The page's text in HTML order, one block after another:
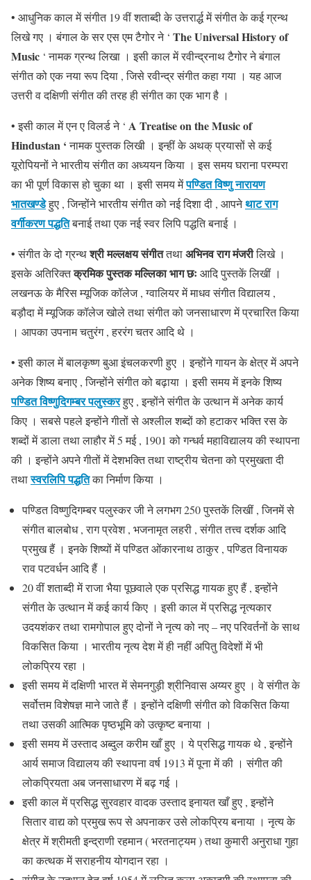
• आधुनिक काल में संगीत 19 वीं शताब्दी के उत्तरार्द्ध में संगीत के कई ग्रन्थ
लिखे गए । बंगाल के सर एस एम टैगोर ने ‘ The Universal History of
Music ‘ नामक ग्रन्थ लिखा । इसी काल में रवीन्द्रनाथ टैगोर ने बंगाल
संगीत को एक नया रूप दिया , जिसे रवीन्द्र संगीत कहा गया । यह आज
उत्तरी व दक्षिणी संगीत की तरह ही संगीत का एक भाग है ।
• इसी काल में एन ए विलर्ड ने ‘ A Treatise on the Music of
Hindustan ‘नामक पुस्तक लिखी । इन्हीं के अथक् प्रयासों से कई
यूरोपियनों ने भारतीय संगीत का अध्ययन किया । इस समय घराना परम्परा
का भी पूर्ण विकास हो चुका था । इसी समय मेंपण्डित विष्णु नारायण
भातखण्डेहुए , जिन्होंने भारतीय संगीत को नई दिशा दी , आपनेथाट राग
वर्गीकरण पद्धतिबनाई तथा एक नई स्वर लिपि पद्धति बनाई ।
• संगीत के दो ग्रन्थश्री मल्लक्षय संगीततथाअभिनव राग मंजरीलिखे ।
इसके अतिरिक्तक्रमिक पुस्तक मल्लिका भाग छःआदि पुस्तकें लिखीं ।
लखनऊ के मैरिस म्यूजिक कॉलेज , ग्वालियर में माधव संगीत विद्यालय ,
बड़ौदा में म्यूजिक कॉलेज खोले तथा संगीत को जनसाधारण में प्रचारित किया
। आपका उपनाम चतुरंग , हररंग चतर आदि थे ।
• इसी काल में बालकृष्ण बुआ इंचलकरणी हुए । इन्होंने गायन के क्षेत्र में अपने
अनेक शिष्य बनाए , जिन्होंने संगीत को बढ़ाया । इसी समय में इनके शिष्य
पण्डित विष्णुदिगम्बर पलुस्करहुए , इन्होंने संगीत के उत्थान में अनेक कार्य
किए । सबसे पहले इन्होंने गीतों से अश्लील शब्दों को हटाकर भक्ति रस के
शब्दों में डाला तथा लाहौर में 5 मई , 1901 को गन्धर्व महाविद्यालय की स्थापना
की । इन्होंने अपने गीतों में देशभक्ति तथा राष्ट्रीय चेतना को प्रमुखता दी
तथास्वरलिपिपद्धतिका निर्माण किया ।
पण्डित विष्णुदिगम्बर पलुस्कर जी ने लगभग 250 पुस्तकें लिखीं , जिनमें से
संगीत बालबोध , राग प्रवेश , भजनामृत लहरी , संगीत तत्त्व दर्शक आदि
प्रमुख हैं । इनके शिष्यों में पण्डित ओंकारनाथ ठाकुर , पण्डित विनायक
राव पटवर्धन आदि हैं ।
20 वीं शताब्दी में राजा भैया पूछवाले एक प्रसिद्ध गायक हुए हैं , इन्होंने
संगीत के उत्थान में कई कार्य किए । इसी काल में प्रसिद्ध नृत्यकार
उदयशंकर तथा रामगोपाल हुए दोनों ने नृत्य को नए – नए परिवर्तनों के साथ
विकसित किया । भारतीय नृत्य देश में ही नहीं अपितु विदेशों में भी
लोकप्रिय रहा ।
इसी समय में दक्षिणी भारत में सेमनगुड़ी श्रीनिवास अय्यर हुए । वे संगीत के
सर्वोत्तम विशेषज्ञ माने जाते हैं । इन्होंने दक्षिणी संगीत को विकसित किया
तथा उसकी आत्मिक पृष्ठभूमि को उत्कृष्ट बनाया ।
इसी समय में उस्ताद अब्दुल करीम खाँ हुए । ये प्रसिद्ध गायक थे , इन्होंने
आर्य समाज विद्यालय की स्थापना वर्ष 1913 में पूना में की । संगीत की
लोकप्रियता अब जनसाधारण में बढ़ गई ।
इसी काल में प्रसिद्ध सुरवहार वादक उस्ताद इनायत खाँ हुए , इन्होंने
सितार वाद्य को प्रमुख रूप से अपनाकर उसे लोकप्रिय बनाया । नृत्य के
क्षेत्र में श्रीमती इन्द्राणी रहमान ( भरतनाट्यम ) तथा कुमारी अनुराधा गुहा
का कत्थक में सराहनीय योगदान रहा ।